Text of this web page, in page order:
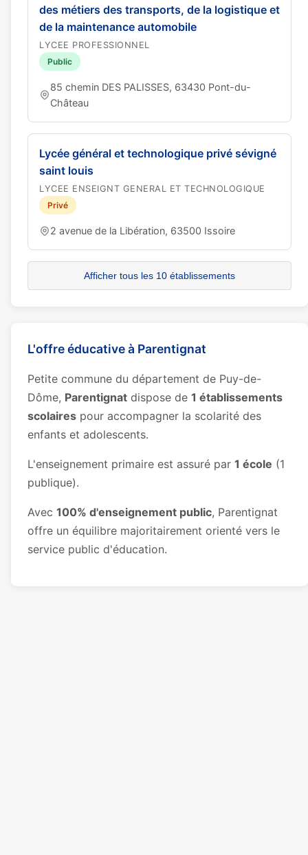
des métiers des transports, de la logistique et
de la maintenance automobile
LYCEE PROFESSIONNEL
Public
85 chemin DES PALISSES, 63430 Pont-du-
Château
Lycée général et technologique privé sévigné
saint louis
LYCEE ENSEIGNT GENERAL ET TECHNOLOGIQUE
Privé
2 avenue de la Libération, 63500 Issoire
Afficher tous les 10 établissements
L'offre éducative à Parentignat
Petite commune du département de Puy-de-
Dôme, Parentignat dispose de 1 établissements
scolaires pour accompagner la scolarité des
enfants et adolescents.
L'enseignement primaire est assuré par 1 école (1
publique).
Avec 100% d'enseignement public, Parentignat
offre un équilibre majoritairement orienté vers le
service public d'éducation.